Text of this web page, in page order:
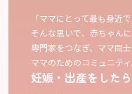
「ママにとって最も身近
そんな思いで、赤ちゃん
専門家をつなぎ、ママ同士
ママのためのコミュニティ
妊娠・出産をした